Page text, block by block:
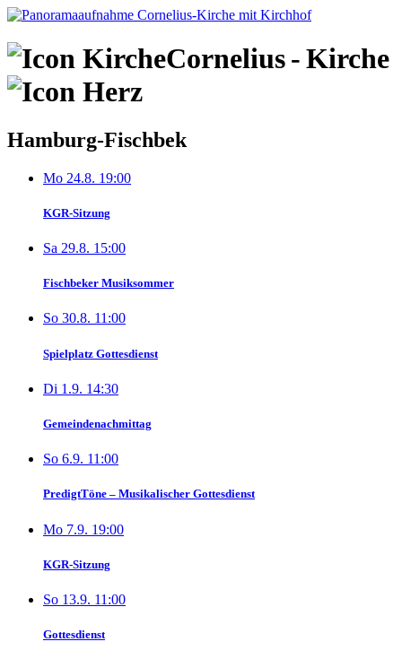
Skip
content
Cornelius-Kirche
Hamburg-Fischbek
Mo 24.8. 19:00
KGR-Sitzung
Sa 29.8. 15:00
Fischbeker Musiksommer
So 30.8. 11:00
Spielplatz Gottesdienst
Di 1.9. 14:30
Gemeindenachmittag
So 6.9. 11:00
PredigtTöne – Musikalischer Gottesdienst
Mo 7.9. 19:00
KGR-Sitzung
So 13.9. 11:00
Gottesdienst